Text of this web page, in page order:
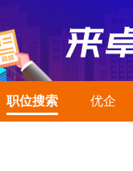
职位搜索 优企